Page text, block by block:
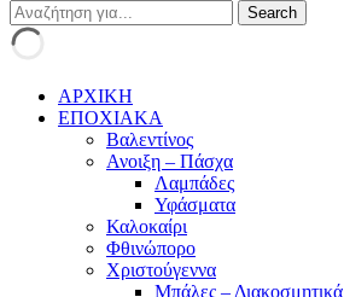
ΑΡΧΙΚΗ
ΕΠΟΧΙΑΚΑ
Βαλεντίνος
Ανοιξη – Πάσχα
Λαμπάδες
Υφάσματα
Καλοκαίρι
Φθινώπορο
Χριστούγεννα
Μπάλες – Διακοσμητικά